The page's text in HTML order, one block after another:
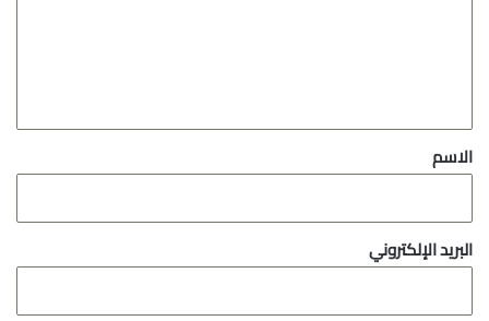
*
الاسم
البريد الإلكتروني